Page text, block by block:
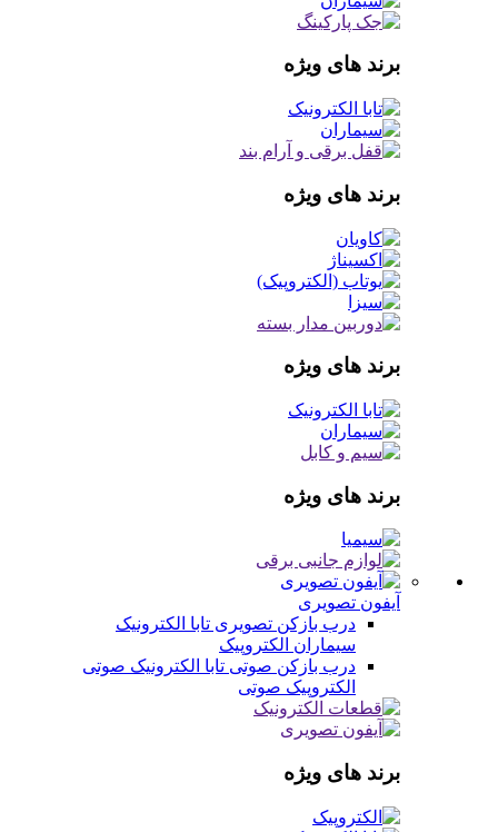
برند های ویژه
برند های ویژه
برند های ویژه
برند های ویژه
آیفون تصویری
درب بازکن تصویری تابا الکترونیک
سیماران الکتروپیک
درب بازکن صوتی تابا الکترونیک صوتی
الکتروپیک صوتی
برند های ویژه